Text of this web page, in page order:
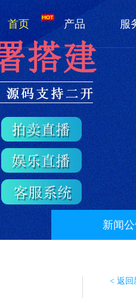
首页 产品 服
新闻
< 返回